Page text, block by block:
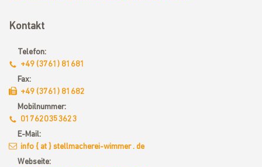
Kontakt
Telefon:
+49 (3761) 81681
Fax:
+49 (3761) 81682
Mobilnummer:
017620353623
E-Mail:
info { at } stellmacherei-wimmer . de
Webseite: